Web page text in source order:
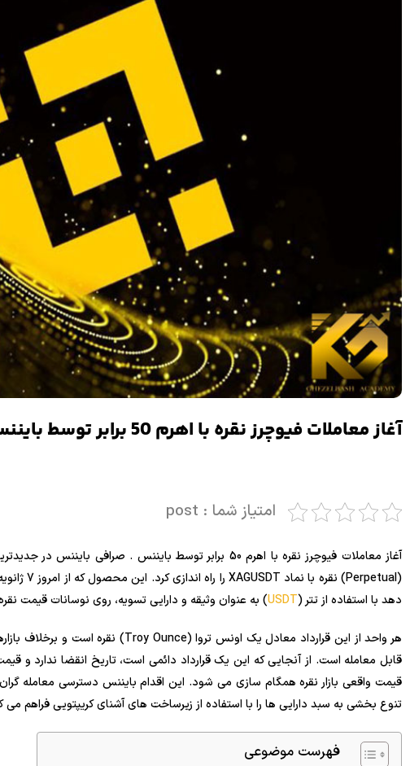
آغاز معاملات فیوچرز نقره با اهرم 50 برابر توسط بایننس
امتیاز شما : post
آغاز معاملات فیوچرز نقره با اهرم 50 برابر توسط بایننس .
دهد با استفاده از تتر (USDT) به عنوان وثیقه و دارایی تسویه، روی نوسانات قیمت نقره با اهرم تا 50
قیمت واقعی بازار نقره همگام سازی می شود. این اقدام بایننس دسترسی معامله گران
تنوع بخشی به سبد دارایی ها را با استفاده از زیرساخت های آشنای کریپتویی فراهم می
فهرست موضوعی